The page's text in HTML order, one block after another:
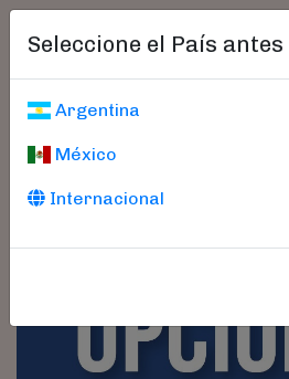
Seleccione el País
Argentina
México
Internacional